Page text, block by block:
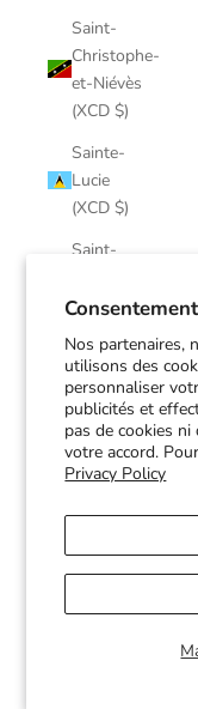
Nos partenaires,
utilisons des
personnaliser
publicités et
pas de cookies
votre accord.
Privacy Policy
Saint-
Christophe-
et-Niévès
(XCD $)
Sainte-
Lucie
(XCD $)
Saint-
(EUR €)
Saint-
Pierre-et-
Miquelon
(EUR €)
Saint-
Grenadines
(XCD $)